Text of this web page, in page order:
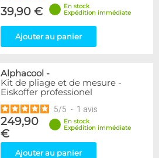
39,90 €
En stock
Expédition immédiate
Ajouter au panier
Alphacool -
Kit de pliage et de mesure -
Eiskoffer professionel
5/5 - 1 avis
249,90
€
En stock
Expédition immédiate
Ajouter au panier